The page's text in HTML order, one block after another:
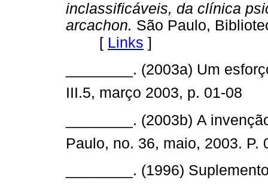
inclassificáveis, da clínica
arcachon. São Paulo,
[ Links ]
________. (2003a) Um
III.5, março 2003, p. 01-08
________. (2003b) A
Paulo, no. 36, maio, 2003. P.
________. (1996)